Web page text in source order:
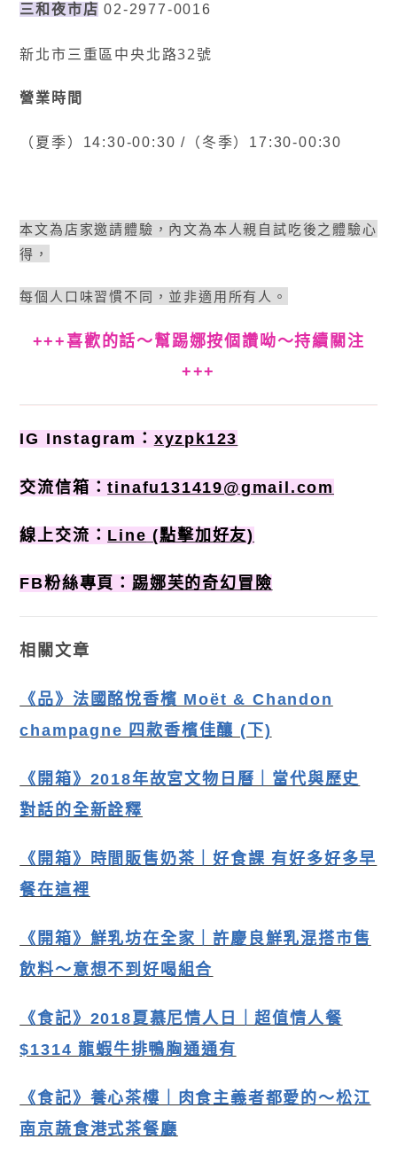
三和夜市店 02-2977-0016
新北市三重區中央北路32號
營業時間
（夏季）14:30-00:30 /（冬季）17:30-00:30
本文為店家邀請體驗，內文為本人親自試吃後之體驗心
得，
每個人口味習慣不同，並非適用所有人。
+++喜歡的話〜幫踢娜按個讚呦〜持續關注
+++
IG Instagram： xyzpk123
交流信箱：tinafu131419@gmail.com
線上交流： Line (點擊加好友)
FB粉絲專頁： 踢娜芙的奇幻冒險
相關文章
《品》法國酩悅香檳 Moët & Chandon
champagne 四款香檳佳釀 (下)
《開箱》2018年故宮文物日曆｜當代與歷史
對話的全新詮釋
《開箱》時間販售奶茶｜好食課 有好多好多早
餐在這裡
《開箱》 鮮乳坊在全家｜許慶良鮮乳混搭市售
飲料～意想不到好喝組合
《食記》2018夏慕尼情人日｜超值情人餐
$1314 龍蝦牛排鴨胸通通有
《食記》養心茶樓｜肉食主義者都愛的〜松江
南京蔬食港式茶餐廳